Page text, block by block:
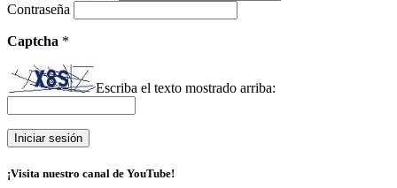
Contraseña
Captcha *
Escriba el texto mostrado arriba:
¡Visita nuestro canal de YouTube!